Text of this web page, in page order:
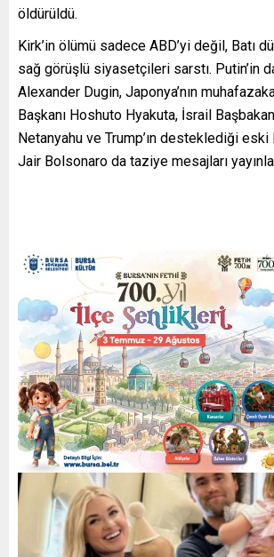
öldürüldü.
Kirk’in ölümü sadece ABD’yi değil, Batı
sağ görüşlü siyasetçileri sarstı. Putin’in
Alexander Dugin, Japonya’nın
Başkanı Hoshuto Hyakuta, İsrail
Netanyahu ve Trump’ın desteklediği eski
Jair Bolsonaro da taziye mesajları
ABD’de yas ilan edilirken, sağcı ve
vatandaşları arasında yoğun bir tartışma